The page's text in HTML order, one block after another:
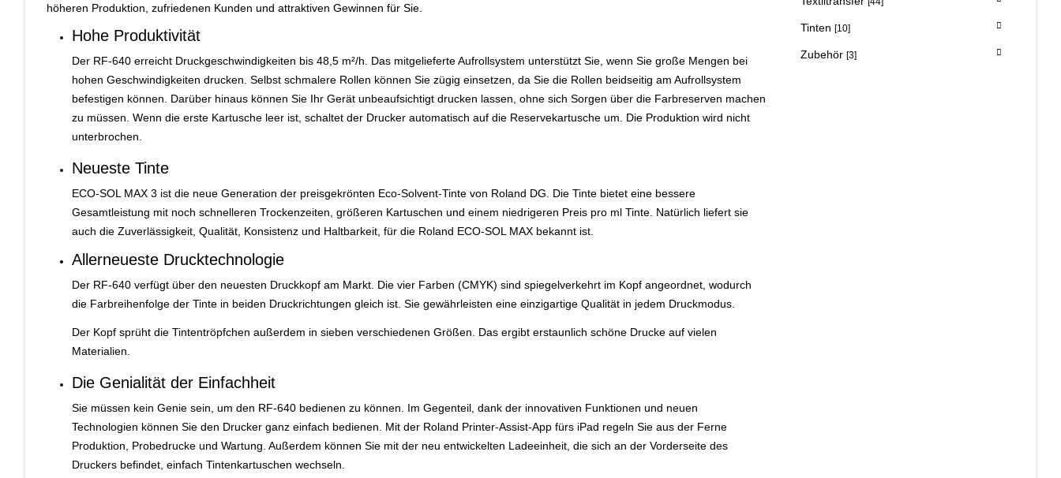
höheren Produktion, zufriedenen Kunden und attraktiven Gewinnen für Sie.
Hohe Produktivität
Der RF-640 erreicht Druckgeschwindigkeiten bis 48,5 m²/h. Das mitgelieferte Aufrollsystem unterstützt Sie, wenn Sie große Mengen bei
hohen Geschwindigkeiten drucken. Selbst schmalere Rollen können Sie zügig einsetzen, da Sie die Rollen beidseitig am Aufrollsystem
befestigen können. Darüber hinaus können Sie Ihr Gerät unbeaufsichtigt drucken lassen, ohne sich Sorgen über die Farbreserven machen
zu müssen. Wenn die erste Kartusche leer ist, schaltet der Drucker automatisch auf die Reservekartusche um. Die Produktion wird nicht
unterbrochen.
Neueste Tinte
ECO-SOL MAX 3 ist die neue Generation der preisgekrönten Eco-Solvent-Tinte von Roland DG. Die Tinte bietet eine bessere
Gesamtleistung mit noch schnelleren Trockenzeiten, größeren Kartuschen und einem niedrigeren Preis pro ml Tinte. Natürlich liefert sie
auch die Zuverlässigkeit, Qualität, Konsistenz und Haltbarkeit, für die Roland ECO-SOL MAX bekannt ist.
Allerneueste Drucktechnologie
Der RF-640 verfügt über den neuesten Druckkopf am Markt. Die vier Farben (CMYK) sind spiegelverkehrt im Kopf angeordnet, wodurch
die Farbreihenfolge der Tinte in beiden Druckrichtungen gleich ist. Sie gewährleisten eine einzigartige Qualität in jedem Druckmodus.
Der Kopf sprüht die Tintentröpfchen außerdem in sieben verschiedenen Größen. Das ergibt erstaunlich schöne Drucke auf vielen
Materialien.
Die Genialität der Einfachheit
Sie müssen kein Genie sein, um den RF-640 bedienen zu können. Im Gegenteil, dank der innovativen Funktionen und neuen
Technologien können Sie den Drucker ganz einfach bedienen. Mit der Roland Printer-Assist-App fürs iPad regeln Sie aus der Ferne
Produktion, Probedrucke und Wartung. Außerdem können Sie mit der neu entwickelten Ladeeinheit, die sich an der Vorderseite des
Druckers befindet, einfach Tintenkartuschen wechseln.
Tinten [10]
Zubehör [3]